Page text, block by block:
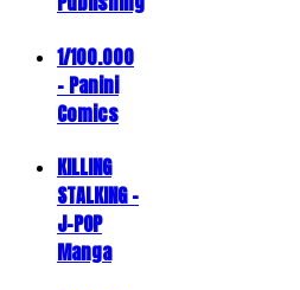
1/100.000
- Panini
Comics
KILLING
STALKING -
J-POP
Manga